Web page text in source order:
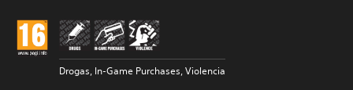
Drogas, In-Game Purchases, Violencia